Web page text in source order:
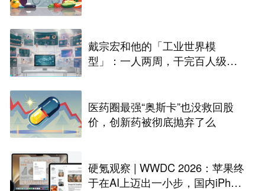
戴宗宏和他的「工业世界模
型」：一人两周，干完百人级定
医药圈最强“奥斯卡”也没救回股
价，创新药被彻底抛弃了么
硬氪观察 | WWDC 2026：苹果终
于在AI上迈出一小步，国内iPhon